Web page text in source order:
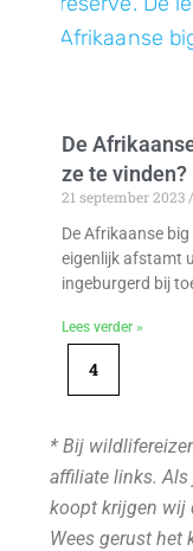
De
ze te vinden?
21 september 2023
De Afrikaanse
eigenlijk afstamt
ingeburgerd bij
Lees verder »
4
* Bij
affiliate links.
koopt krijgen wij
Wees gerust het